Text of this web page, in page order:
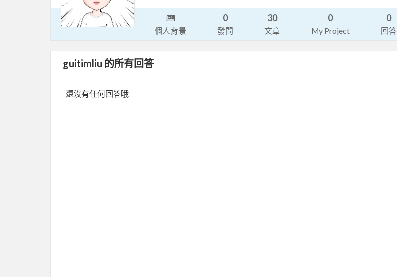
個人背景
0
發問
30
文章
0
My Project
0
回答
guitimliu 的所有回答
還沒有任何回答哦